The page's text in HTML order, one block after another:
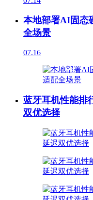
本地部署AI固态
全场景
07.16
蓝牙耳机性能排
双优选择